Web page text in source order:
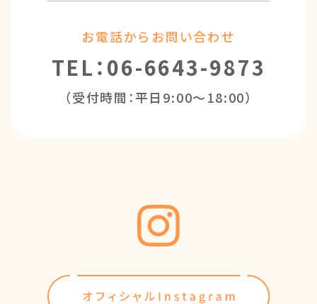
お電話からお問い合わせ
TEL：06-6643-9873
（受付時間：平日9:00～18:00）